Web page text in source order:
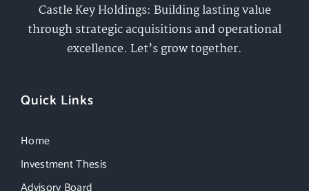
Castle Key Holdings: Building lasting value
through strategic acquisitions and operational
excellence. Let’s grow together.
Quick Links
Home
Investment Thesis